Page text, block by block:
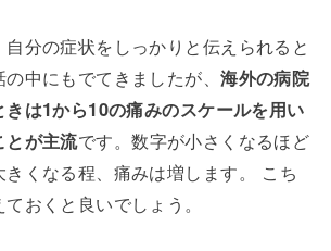
分の症状をしっかりと伝えられると
中にもでてきましたが、海外の病院
は1から10の痛みのスケールを用い
とが主流です。数字が小さくなるほど
くなる程、痛みは増します。 こち
おくと良いでしょう。